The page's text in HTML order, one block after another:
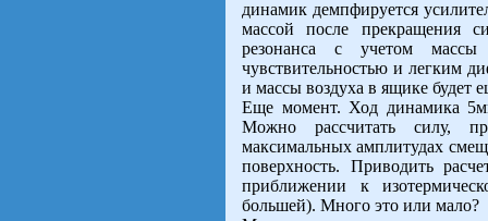
динамик демпфируется
массой после прекращения
резонанса с учетом
чувствительностью и легким
и массы воздуха в ящике будет
Еще момент. Ход динамика
Можно рассчитать силу,
максимальных амплитудах
поверхность. Приводить
приближении к
большей). Много это или мало?